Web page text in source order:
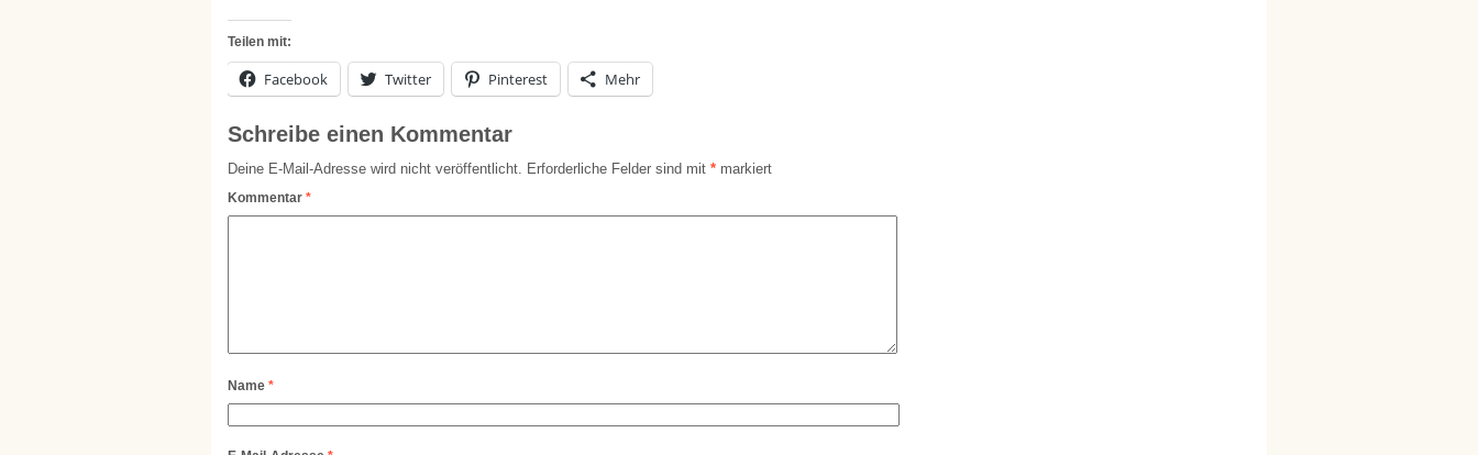
Teilen mit:
Facebook Twitter Pinterest Mehr
Schreibe einen Kommentar
Deine E-Mail-Adresse wird nicht veröffentlicht. Erforderliche Felder sind mit * markiert
Kommentar *
Name *